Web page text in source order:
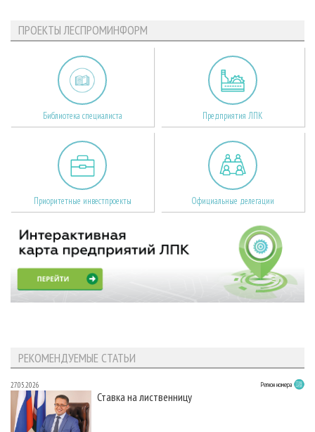
ПРОЕКТЫ ЛЕСПРОМИНФОРМ
Библиотека специалиста Предприятия ЛПК
Приоритетные инвестпроекты Официальные делегации
РЕКОМЕНДУЕМЫЕ СТАТЬИ
27.05.2026 Регион номера
Ставка на лиственницу